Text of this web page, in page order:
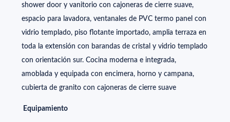
shower door y vanitorio con cajoneras de cierre suave,
espacio para lavadora, ventanales de PVC termo panel con
vidrio templado, piso flotante importado, amplia terraza en
toda la extensión con barandas de cristal y vidrio templado
con orientación sur. Cocina moderna e integrada,
amoblada y equipada con encimera, horno y campana,
cubierta de granito con cajoneras de cierre suave
Equipamiento